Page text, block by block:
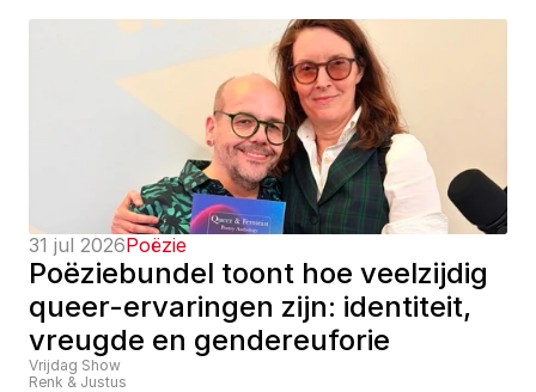
31 jul 2026Poëzie
Poëziebundel toont hoe veelzijdig
queer-ervaringen zijn: identiteit,
vreugde en gendereuforie
Vrijdag Show
Renk & Justus